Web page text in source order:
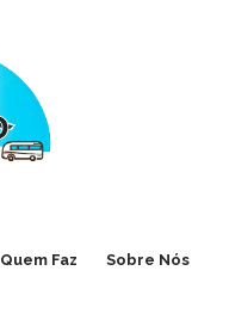
Quem Faz Sobre Nós